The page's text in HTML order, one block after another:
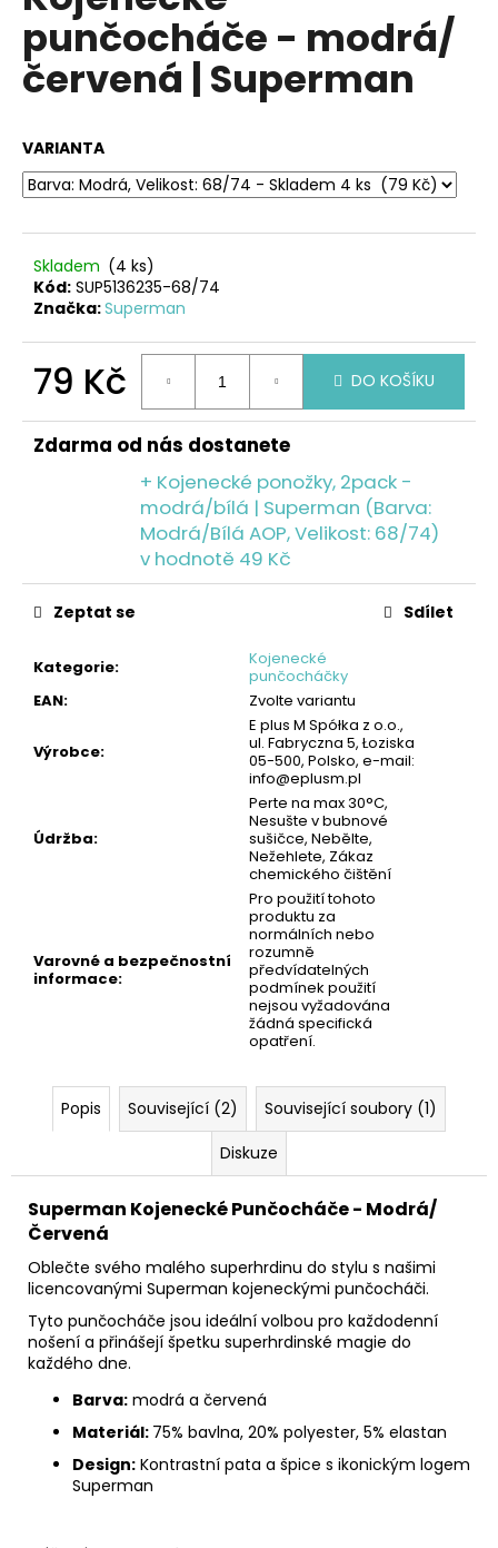
5
hvězdiček.
punčocháče - modrá/
červená | Superman
VARIANTA
Skladem (4 ks)
Kód: SUP5136235-68/74
Značka:Superman
79 Kč
cena:
DO KOŠÍKU
Zdarma od nás dostanete
+ Kojenecké ponožky, 2pack -
modrá/bílá | Superman (Barva:
Modrá/Bílá AOP, Velikost: 68/74)
v hodnotě 49 Kč
Kategorie:
Kojenecké
punčocháčky
EAN: Zvolte variantu
Výrobce:
E plus M Spółka z o.o.,
ul. Fabryczna 5, Łoziska
05-500, Polsko, e-mail:
info@eplusm.pl
Údržba:
Perte na max 30°C,
Nesušte v bubnové
sušičce, Nebělte,
Nežehlete, Zákaz
chemického čištění
Varovné a bezpečnostní
informace:
Pro použití tohoto
produktu za
normálních nebo
rozumně
předvídatelných
podmínek použití
nejsou vyžadována
žádná specifická
opatření.
Zeptat se Sdílet
Popis Související (2)
Související soubory (1)
Diskuze
Superman Kojenecké Punčocháče - Modrá/
Červená
Oblečte svého malého superhrdinu do stylu s našimi
licencovanými Superman kojeneckými punčocháči.
Tyto punčocháče jsou ideální volbou pro každodenní
nošení a přinášejí špetku superhrdinské magie do
každého dne.
Barva: modrá a červená
Materiál: 75% bavlna, 20% polyester, 5% elastan
Design: Kontrastní pata a špice s ikonickým logem
Superman
a
j
í
?
o
o
e
m
e
DĚTSKÁ
PLÁŠTĚNKA
MODRÁ
Kč